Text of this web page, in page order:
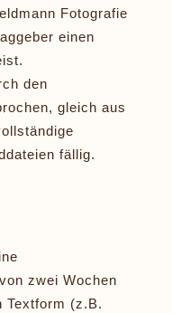
Fotografie
einen
den
gleich aus
fällig.
zwei Wochen
Textform (z.B.